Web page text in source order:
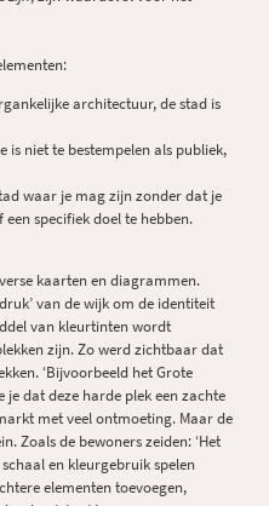
architectuur, de stad is
is niet te bestempelen als publiek,
waar je mag zijn zonder dat je
specifiek doel te hebben.
kaarten en diagrammen.
van de wijk om de identiteit
van kleurtinten wordt
zijn. Zo werd zichtbaar dat
‘Bijvoorbeeld het Grote
je dat deze harde plek een zachte
met veel ontmoeting. Maar de
Zoals de bewoners zeiden: ‘Het
en kleurgebruik spelen
elementen toevoegen,